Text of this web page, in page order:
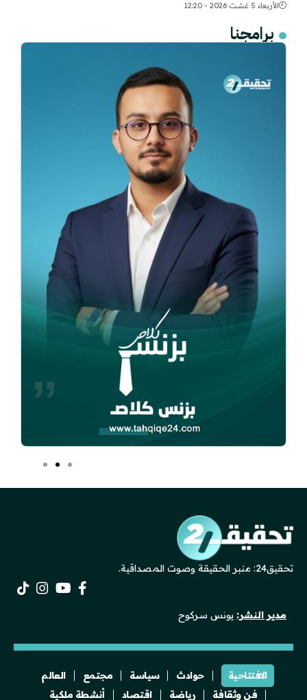
الأربعاء 5 غشت 2026 - 12:20
برامجنا
تحقيق24: منبر الحقيقة وصوت المصداقية.
مدير النشر: يونس سركوح
الافتتاحية حوادث سياسة مجتمع
العالم
فن وثقافة
رياضة اقتصاد أنشطة ملكية